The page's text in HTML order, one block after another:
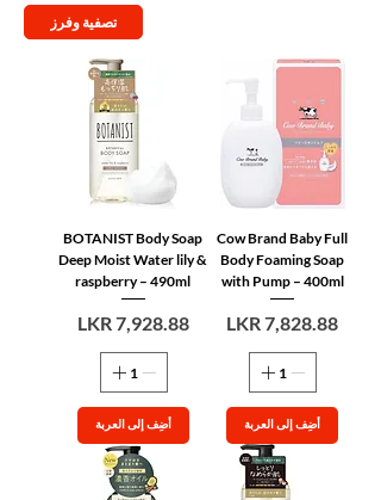
تصفية وفرز
Cow Brand Baby Full
Body Foaming Soap
with Pump – 400ml
السعر
أضِف إلى العربة
BOTANIST Body Soap
Deep Moist Water lily &
raspberry – 490ml
السعر‏7,928.88 LKR
أضِف إلى العربة